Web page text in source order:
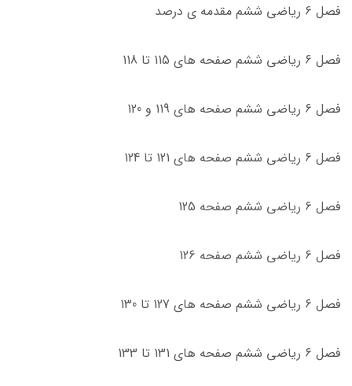
فصل 6 ریاضی ششم مقدمه ی درصد
فصل 6 ریاضی ششم صفحه های 115 تا 118
فصل 6 ریاضی ششم صفحه های 119 و 120
فصل 6 ریاضی ششم صفحه های 121 تا 124
فصل 6 ریاضی ششم صفحه 125
فصل 6 ریاضی ششم صفحه 126
فصل 6 ریاضی ششم صفحه های 127 تا 130
فصل 6 ریاضی ششم صفحه های 131 تا 133